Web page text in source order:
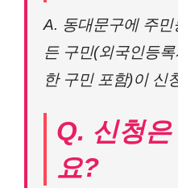
A. 동대문구에 주
든 구민(외국인등
한 구민 포함)이 신
Q. 신청
요?